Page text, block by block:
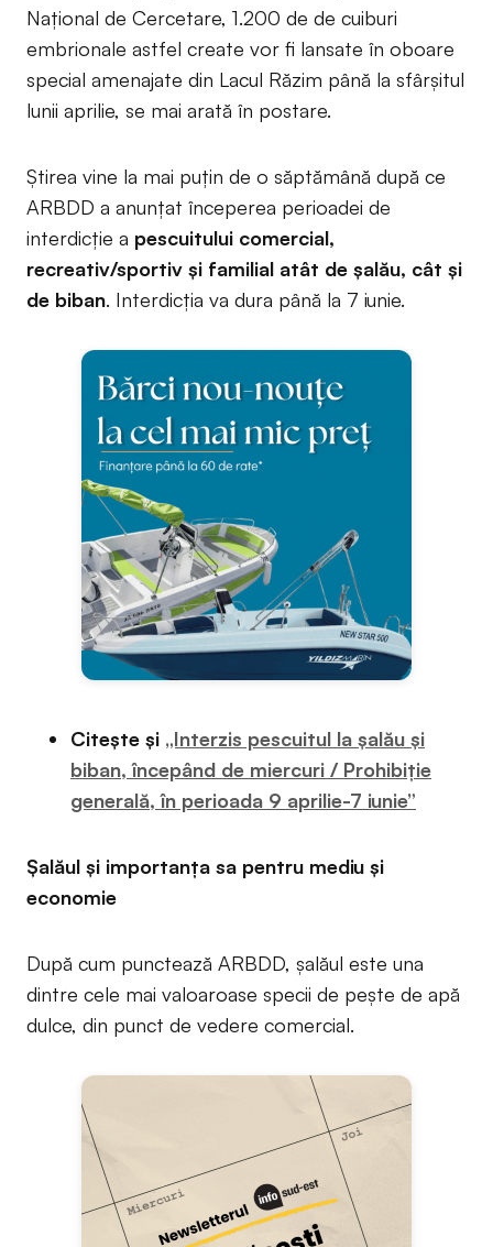
Național de Cercetare, 1.200 de de cuiburi
embrionale astfel create vor fi lansate în oboare
special amenajate din Lacul Răzim până la sfârșitul
lunii aprilie, se mai arată în postare.
Știrea vine la mai puțin de o săptămână după ce
ARBDD a anunțat începerea perioadei de
interdicție a pescuitului comercial,
recreativ/sportiv și familial atât de șalău, cât și
de biban. Interdicția va dura până la 7 iunie.
Citește și „Interzis pescuitul la șalău și
biban, începând de miercuri / Prohibiție
generală, în perioada 9 aprilie-7 iunie”
Șalăul și importanța sa pentru mediu și
economie
După cum punctează ARBDD, șalăul este una
dintre cele mai valoaroase specii de pește de apă
dulce, din punct de vedere comercial.